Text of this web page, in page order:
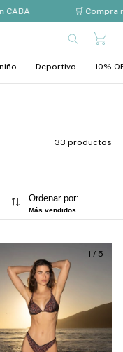
🛒 Compra
Deportivo 10%
33 productos
Ordenar por:
Más vendidos
1 / 5